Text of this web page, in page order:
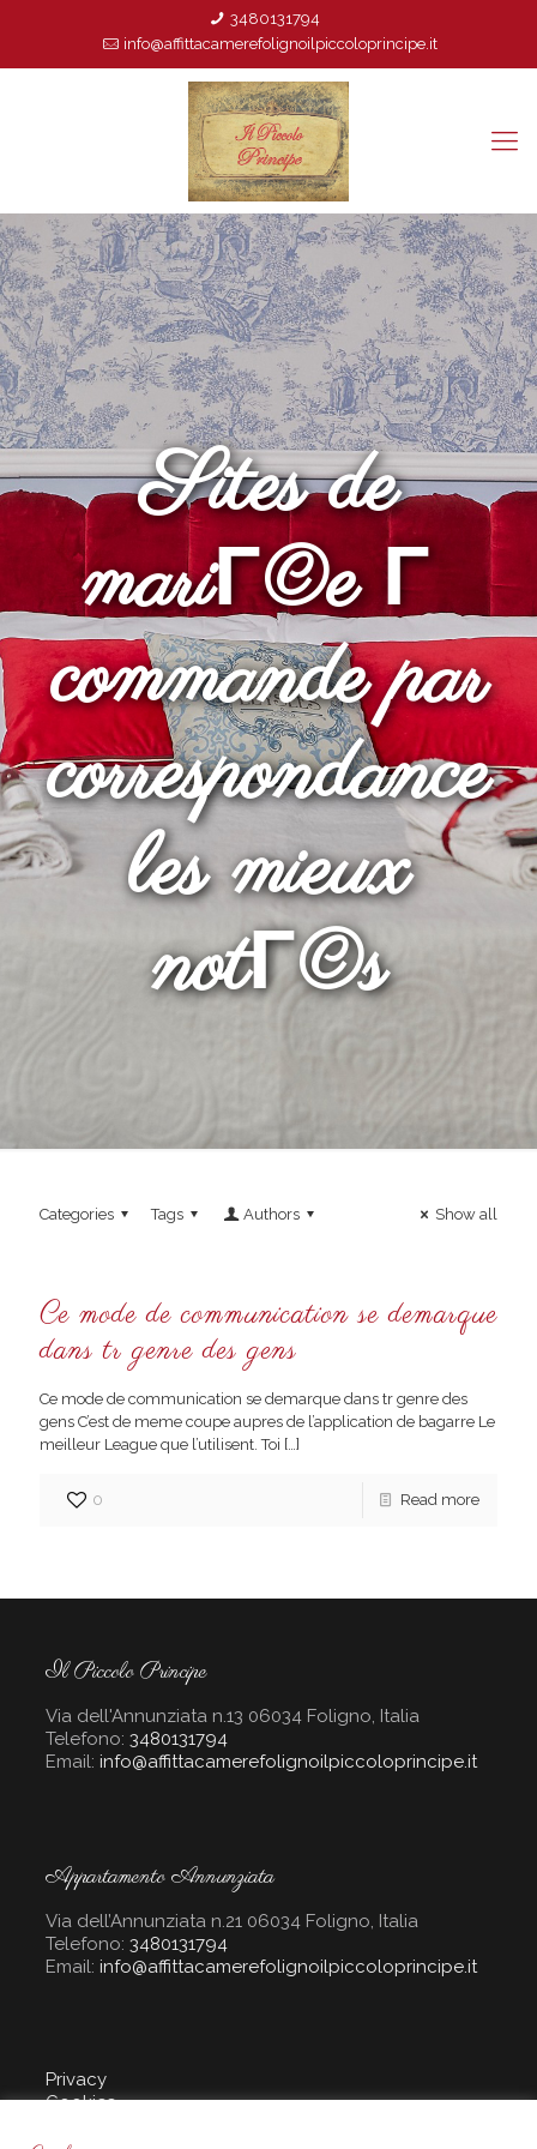
3480131794
info@affittacamerefolignoilpiccoloprincipe.it
Sites de
mariГ©e Г
commande par
correspondance
les mieux
notГ©s
Categories Tags Authors Show all
Ce mode de communication se demarque
dans tr genre des gens
Ce mode de communication se demarque dans tr genre des
gens C’est de meme coupe aupres de l’application de bagarre Le
meilleur League que l’utilisent. Toi […]
0 Read more
Il Piccolo Principe
Via dell'Annunziata n.13 06034 Foligno, Italia
Telefono: 3480131794
Email: info@affittacamerefolignoilpiccoloprincipe.it
Appartamento Annunziata
Via dell’Annunziata n.21 06034 Foligno, Italia
Telefono: 3480131794
Email: info@affittacamerefolignoilpiccoloprincipe.it
Privacy
Cookies
Sito creato da :